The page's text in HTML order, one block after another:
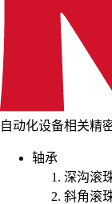
自动化设备相关精
轴承
深沟滚
斜角滚